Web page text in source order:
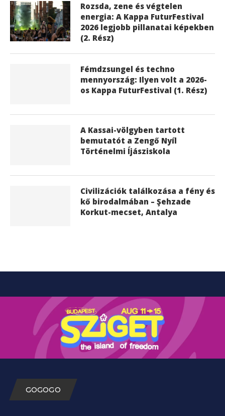
Rozsda, zene és végtelen
energia: A Kappa FuturFestival
2026 legjobb pillanatai képekben
(2. Rész)
Fémdzsungel és techno
mennyország: Ilyen volt a 2026-
os Kappa FuturFestival (1. Rész)
A Kassai-völgyben tartott
bemutatót a Zengő Nyíl
Történelmi Íjásziskola
Civilizációk találkozása a fény és
kő birodalmában – Şehzade
Korkut-mecset, Antalya
GOGOGO